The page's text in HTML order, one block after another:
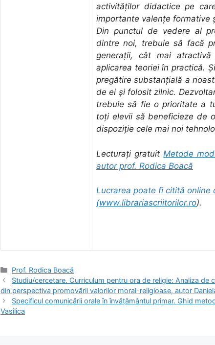
activităților didactice pe
importante valențe formative
Din punctul de vedere al
dintre noi, trebuie să facă
generaţii, cât mai
aplicarea teoriei în practică.
pregătire substanţială a
de ei şi folosit zilnic.
trebuie să fie o prioritate a
toţi elevii să beneficieze de
dispoziţie cele mai noi
Lecturați gratuit Metode
autor prof. Rodica Boacă
Lucrarea poate fi citită online
(www.librariascriitorilor.ro).
Categorii
Prof. Rodica Boacă
Studiu/cercetare. Curriculum pentru ora de religie: Analiza de
din perspectiva promovării valorilor moral-religioase, autor
Specificul comunicării orale în învățământul primar. Ghid
Vasilica